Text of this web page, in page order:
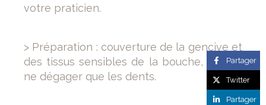
votre praticien.
> Préparation : couverture de la gencive et
des tissus sensibles de la bouche, afin de
ne dégager que les dents.
Partager
Twitter
Partager